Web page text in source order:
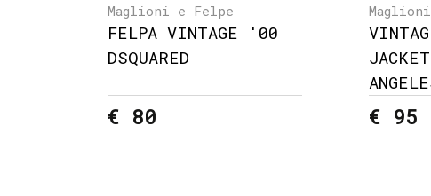
Maglioni e Felpe
FELPA VINTAGE '00
DSQUARED
€ 80 € 95